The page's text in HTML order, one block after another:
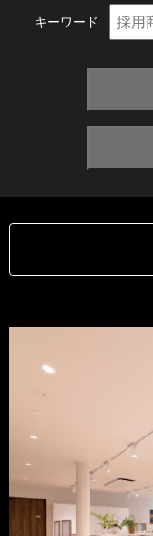
キーワード